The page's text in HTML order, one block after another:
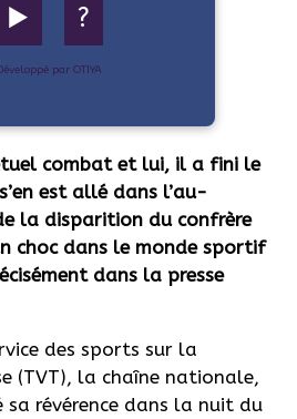
▶️ ?
par OTIYA
combat et lui, il a fini le
est allé dans l’au-
la disparition du confrère
choc dans le monde sportif
dans la presse
des sports sur la
(TVT), la chaîne nationale,
révérence dans la nuit du